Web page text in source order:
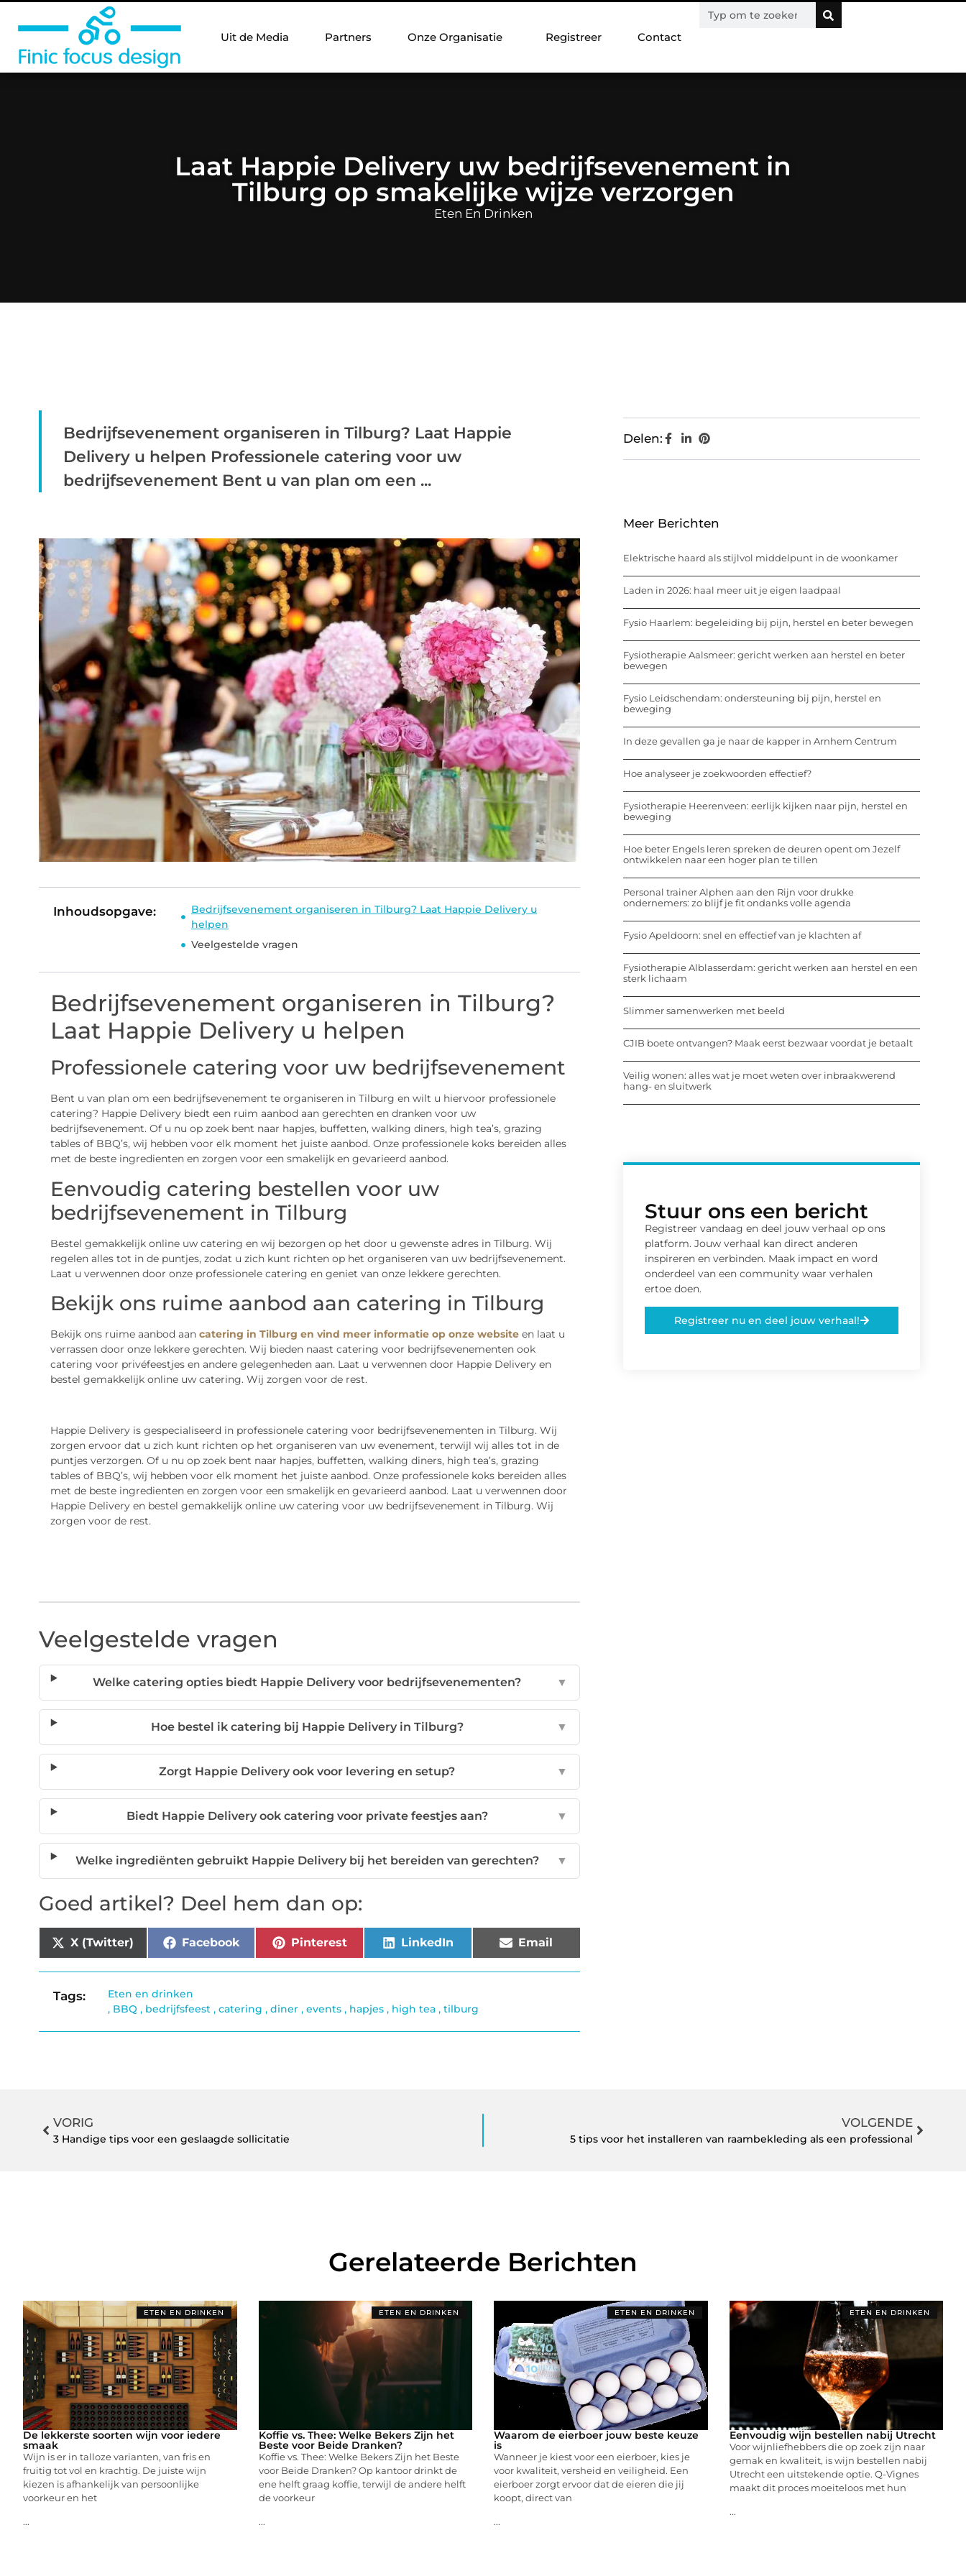
Uit de Media Partners Onze Organisatie Registreer Contact
Laat Happie Delivery uw bedrijfsevenement in
Tilburg op smakelijke wijze verzorgen
Eten En Drinken
Bedrijfsevenement organiseren in Tilburg? Laat Happie
Delivery u helpen Professionele catering voor uw
bedrijfsevenement Bent u van plan om een ...
Inhoudsopgave:
Bedrijfsevenement organiseren in Tilburg? Laat Happie Delivery u
helpen
Veelgestelde vragen
Bedrijfsevenement organiseren in Tilburg?
Laat Happie Delivery u helpen
Professionele catering voor uw bedrijfsevenement
Bent u van plan om een bedrijfsevenement te organiseren in Tilburg en wilt u hiervoor professionele
catering? Happie Delivery biedt een ruim aanbod aan gerechten en dranken voor uw
bedrijfsevenement. Of u nu op zoek bent naar hapjes, buffetten, walking diners, high tea’s, grazing
tables of BBQ’s, wij hebben voor elk moment het juiste aanbod. Onze professionele koks bereiden alles
met de beste ingredienten en zorgen voor een smakelijk en gevarieerd aanbod.
Eenvoudig catering bestellen voor uw
bedrijfsevenement in Tilburg
Bestel gemakkelijk online uw catering en wij bezorgen op het door u gewenste adres in Tilburg. Wij
regelen alles tot in de puntjes, zodat u zich kunt richten op het organiseren van uw bedrijfsevenement.
Laat u verwennen door onze professionele catering en geniet van onze lekkere gerechten.
Bekijk ons ruime aanbod aan catering in Tilburg
Bekijk ons ruime aanbod aan catering in Tilburg en vind meer informatie op onze websiteen laat u
verrassen door onze lekkere gerechten. Wij bieden naast catering voor bedrijfsevenementen ook
catering voor privéfeestjes en andere gelegenheden aan. Laat u verwennen door Happie Delivery en
bestel gemakkelijk online uw catering. Wij zorgen voor de rest.
Happie Delivery is gespecialiseerd in professionele catering voor bedrijfsevenementen in Tilburg. Wij
zorgen ervoor dat u zich kunt richten op het organiseren van uw evenement, terwijl wij alles tot in de
puntjes verzorgen. Of u nu op zoek bent naar hapjes, buffetten, walking diners, high tea’s, grazing
tables of BBQ’s, wij hebben voor elk moment het juiste aanbod. Onze professionele koks bereiden alles
met de beste ingredienten en zorgen voor een smakelijk en gevarieerd aanbod. Laat u verwennen door
Happie Delivery en bestel gemakkelijk online uw catering voor uw bedrijfsevenement in Tilburg. Wij
zorgen voor de rest.
Veelgestelde vragen
Welke catering opties biedt Happie Delivery voor bedrijfsevenementen? ▼
Hoe bestel ik catering bij Happie Delivery in Tilburg? ▼
Zorgt Happie Delivery ook voor levering en setup? ▼
Biedt Happie Delivery ook catering voor private feestjes aan? ▼
Welke ingrediënten gebruikt Happie Delivery bij het bereiden van gerechten? ▼
Goed artikel? Deel hem dan op:
X (Twitter) Facebook Pinterest LinkedIn Email
Tags:
Eten en drinken
, BBQ , bedrijfsfeest ,catering ,diner ,events , hapjes , high tea ,tilburg
Delen:
Meer Berichten
Elektrische haard als stijlvol middelpunt in de woonkamer
Laden in 2026: haal meer uit je eigen laadpaal
Fysio Haarlem: begeleiding bij pijn, herstel en beter bewegen
Fysiotherapie Aalsmeer: gericht werken aan herstel en beter
bewegen
Fysio Leidschendam: ondersteuning bij pijn, herstel en
beweging
In deze gevallen ga je naar de kapper in Arnhem Centrum
Hoe analyseer je zoekwoorden effectief?
Fysiotherapie Heerenveen: eerlijk kijken naar pijn, herstel en
beweging
Hoe beter Engels leren spreken de deuren opent om Jezelf
ontwikkelen naar een hoger plan te tillen
Personal trainer Alphen aan den Rijn voor drukke
ondernemers: zo blijf je fit ondanks volle agenda
Fysio Apeldoorn: snel en effectief van je klachten af
Fysiotherapie Alblasserdam: gericht werken aan herstel en een
sterk lichaam
Slimmer samenwerken met beeld
CJIB boete ontvangen? Maak eerst bezwaar voordat je betaalt
Veilig wonen: alles wat je moet weten over inbraakwerend
hang- en sluitwerk
Stuur ons een bericht
Registreer vandaag en deel jouw verhaal op ons
platform. Jouw verhaal kan direct anderen
inspireren en verbinden. Maak impact en word
onderdeel van een community waar verhalen
ertoe doen.
Registreer nu en deel jouw verhaal!
VORIG
3 Handige tips voor een geslaagde sollicitatie
VOLGENDE
5 tips voor het installeren van raambekleding als een professional
Gerelateerde Berichten
ETEN EN DRINKEN
De lekkerste soorten wijn voor iedere
smaak
Wijn is er in talloze varianten, van fris en
fruitig tot vol en krachtig. De juiste wijn
kiezen is afhankelijk van persoonlijke
voorkeur en het
...
ETEN EN DRINKEN
Koffie vs. Thee: Welke Bekers Zijn het
Beste voor Beide Dranken?
Koffie vs. Thee: Welke Bekers Zijn het Beste
voor Beide Dranken? Op kantoor drinkt de
ene helft graag koffie, terwijl de andere helft
de voorkeur
...
ETEN EN DRINKEN
Waarom de eierboer jouw beste keuze
is
Wanneer je kiest voor een eierboer, kies je
voor kwaliteit, versheid en veiligheid. Een
eierboer zorgt ervoor dat de eieren die jij
koopt, direct van
...
ETEN EN DRINKEN
Eenvoudig wijn bestellen nabij Utrecht
Voor wijnliefhebbers die op zoek zijn naar
gemak en kwaliteit, is wijn bestellen nabij
Utrecht een uitstekende optie. Q-Vignes
maakt dit proces moeiteloos met hun
...